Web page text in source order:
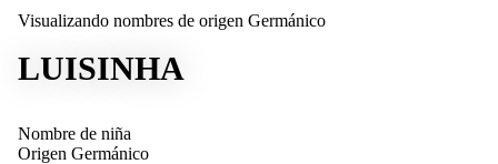
Visualizando nombres de origen Germánico
LUISINHA
Nombre de niña
Origen Germánico